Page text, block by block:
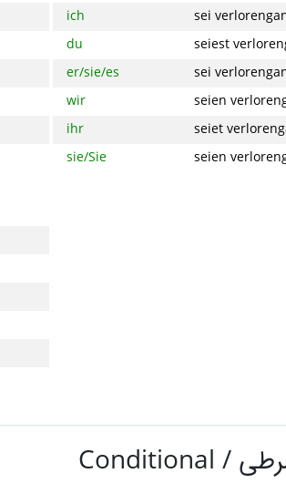
ich
sei
du
seiest
er/sie/es
sei
wir
seien
ihr
seiet
sie/Sie
seien
Conditional /